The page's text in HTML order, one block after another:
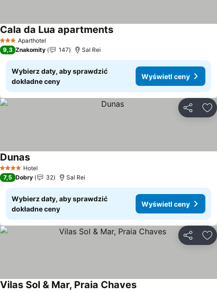
3 KategoriaAparthotel
Cala da Lua apartmentsWyświetl ceny
9,3 Znakomity 147 Sal Rei
Wybierz daty, aby sprawdzić
dokładne ceny
Wyświetl ceny
4 KategoriaHotel
DunasWyświetl ceny
7,5 Dobry 32 Sal Rei
Wybierz daty, aby sprawdzić
dokładne ceny
Wyświetl ceny
Vilas Sol & Mar, Praia ChavesWyświetl ceny